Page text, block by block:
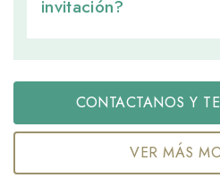
invitación?
CONTACTANOS Y
VER MÁS